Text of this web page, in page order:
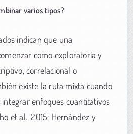
varios tipos?
indican que una
como exploratoria y
correlacional o
existe la ruta mixta cuando
enfoques cuantitativos
et al., 2015; Hernández y